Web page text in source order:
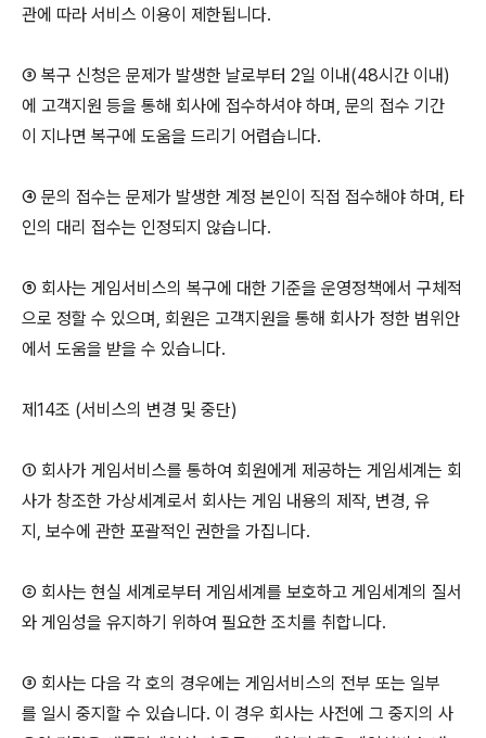
관에 따라 서비스 이용이 제한됩니다.
③ 복구 신청은 문제가 발생한 날로부터 2일 이내(48시간 이내)
에 고객지원 등을 통해 회사에 접수하셔야 하며, 문의 접수 기간
이 지나면 복구에 도움을 드리기 어렵습니다.
④ 문의 접수는 문제가 발생한 계정 본인이 직접 접수해야 하며, 타
인의 대리 접수는 인정되지 않습니다.
⑤ 회사는 게임서비스의 복구에 대한 기준을 운영정책에서 구체적
으로 정할 수 있으며, 회원은 고객지원을 통해 회사가 정한 범위안
에서 도움을 받을 수 있습니다.
제14조 (서비스의 변경 및 중단)
① 회사가 게임서비스를 통하여 회원에게 제공하는 게임세계는 회
사가 창조한 가상세계로서 회사는 게임 내용의 제작, 변경, 유
지, 보수에 관한 포괄적인 권한을 가집니다.
② 회사는 현실 세계로부터 게임세계를 보호하고 게임세계의 질서
와 게임성을 유지하기 위하여 필요한 조치를 취합니다.
③ 회사는 다음 각 호의 경우에는 게임서비스의 전부 또는 일부
를 일시 중지할 수 있습니다. 이 경우 회사는 사전에 그 중지의 사